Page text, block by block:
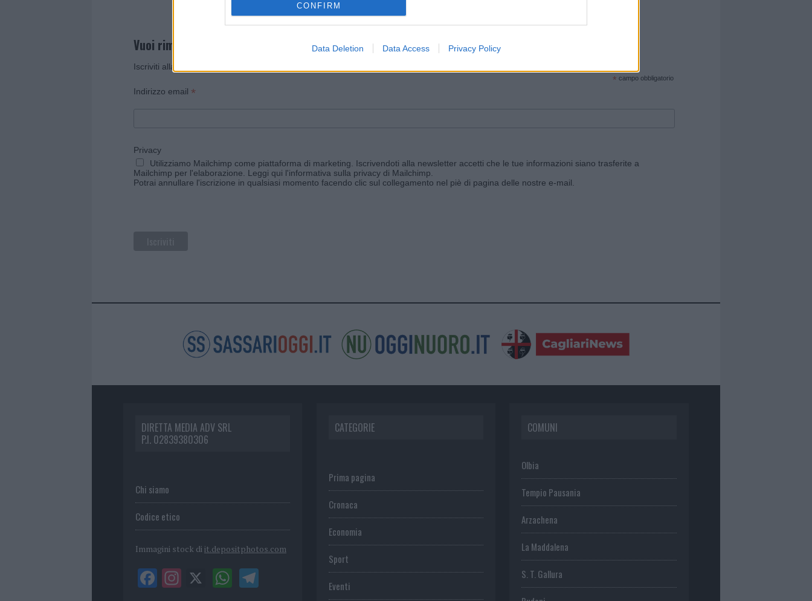
CONFIRM
Data Deletion Data Access Privacy Policy
Vuoi rimanere sempre aggiornato?
Iscriviti alla newsletter di Gallura Oggi e ricevi le nostre email periodiche contenenti le ultime notizie pubblicate sul sito web!
* campo obbligatorio
Indirizzo email *
Privacy
Utilizziamo Mailchimp come piattaforma di marketing. Iscrivendoti alla newsletter accetti che le tue informazioni siano trasferite a
Mailchimp per l'elaborazione. Leggi qui l'informativa sulla privacy di Mailchimp
Potrai annullare l'iscrizione in qualsiasi momento facendo clic sul collegamento nel piè di pagina delle nostre e-mail.
DIRETTA MEDIA ADV SRL
P.I. 02839380306
Chi siamo
Codice etico
Immagini stock di it.depositphotos.com
CATEGORIE
Prima pagina
Cronaca
Economia
Sport
Eventi
COMUNI
Olbia
Tempio Pausania
Arzachena
La Maddalena
S. T. Gallura